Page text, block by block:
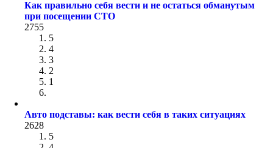
Как правильно себя вести и не остаться обманутым
при посещении СТО
2755
5
4
3
2
1
Авто подставы: как вести себя в таких ситуациях
2628
5